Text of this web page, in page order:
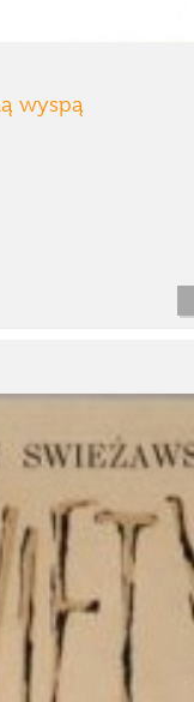
wyspą